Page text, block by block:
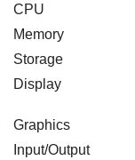
CPU
Memory
Storage
Display
Graphics
Input/Output